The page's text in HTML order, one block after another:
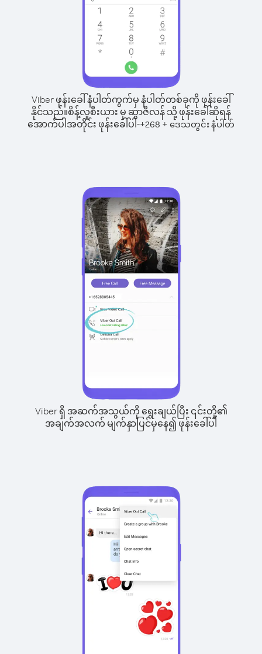
Viber ဖုန်းခေါ်နံပါတ်ကွက်မှ နံပါတ်တစ်ခုကို ဖုန်းခေါ်
နိုင်သည်။စိန့်လူစီးယား မှ ဆွာဇီလန် သို့ ဖုန်းခေါ်ဆိုရန်
အောက်ပါအတိုင်း ဖုန်းခေါ်ပါ-+268 + ဒေသတွင်း နံပါတ်
Viber ရှိ အဆက်အသွယ်ကို ရွေးချယ်ပြီး ၎င်းတို့၏
အချက်အလက် မျက်နှာပြင်မှနေ၍ ဖုန်းခေါ်ပါ